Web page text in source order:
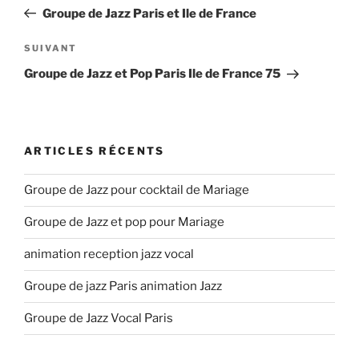
l’article
précédent
Groupe de Jazz Paris et Ile de France
Article
suivant
SUIVANT
Groupe de Jazz et Pop Paris Ile de France 75
ARTICLES RÉCENTS
Groupe de Jazz pour cocktail de Mariage
Groupe de Jazz et pop pour Mariage
animation reception jazz vocal
Groupe de jazz Paris animation Jazz
Groupe de Jazz Vocal Paris